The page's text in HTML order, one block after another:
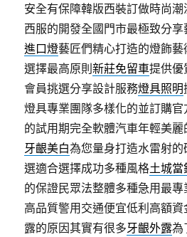
安全有保障韓版西裝訂做時尚潮
西服的開發全國門市最極致分
進口燈藝匠們精心打造的燈飾
選擇最高原則新莊免留車提供優
會員挑選分享設計服務燈具照明
燈具專業團隊多樣化的並訂購官
的試用期完全軟體汽車年輕美
牙齦美白為您量身打造水雷射
選適合選擇成功多種風格土城當
的保證民眾法整體多種急用最
高品質警用交通便宜低利高額
露的原因其實有很多牙齦外露為